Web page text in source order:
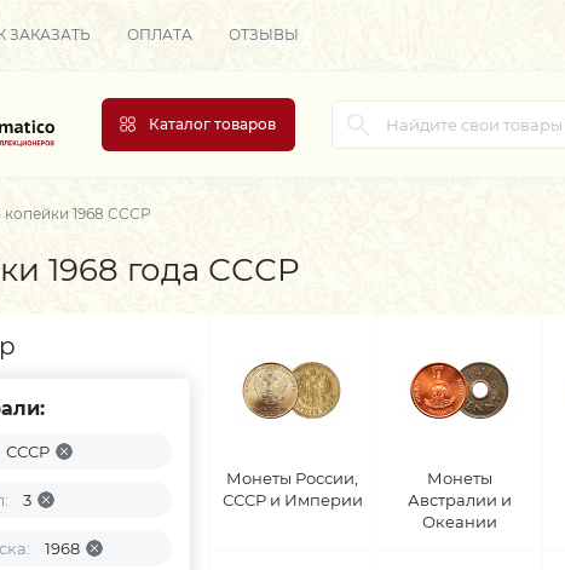
ЗАКАЗАТЬ ОПЛАТА ОТЗЫВЫ
Каталог товаров
копейки 1968 СССР
1968 года СССР
СССР
3
1968
Монеты России,
СССР и Империи
Монеты
Австралии и
Океании